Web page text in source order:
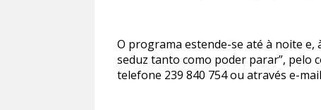
O programa estende-se até à noite e,
seduz tanto como poder parar”, pelo
telefone 239 840 754 ou através e-mail